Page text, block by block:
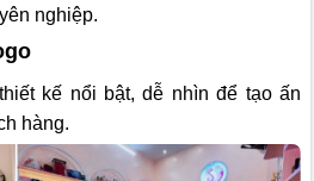
nghiệp.
kế nổi bật, dễ nhìn để tạo ấn
hàng.